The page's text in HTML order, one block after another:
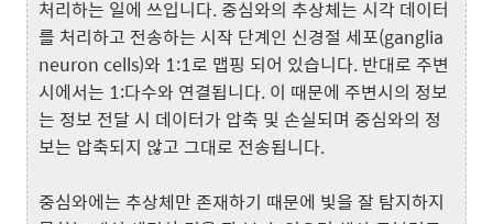
처리하는 일에 쓰입니다. 중심와의 추상체는 시각 데이터
를 처리하고 전송하는 시작 단계인 신경절 세포(ganglia
neuron cells)와 1:1로 맵핑 되어 있습니다. 반대로 주변
시에서는 1:다수와 연결됩니다. 이 때문에 주변시의 정보
는 정보 전달 시 데이터가 압축 및 손실되며 중심와의 정
보는 압축되지 않고 그대로 전송됩니다.
중심와에는 추상체만 존재하기 때문에 빛을 잘 탐지하지